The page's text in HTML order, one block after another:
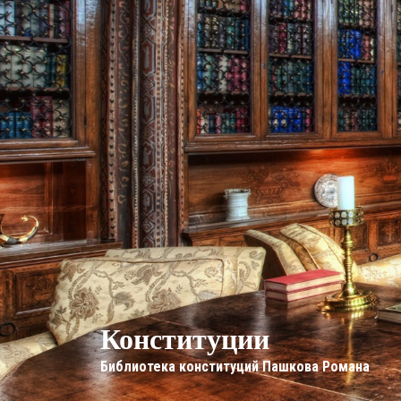
Конституции
Библиотека конституций Пашкова Романа